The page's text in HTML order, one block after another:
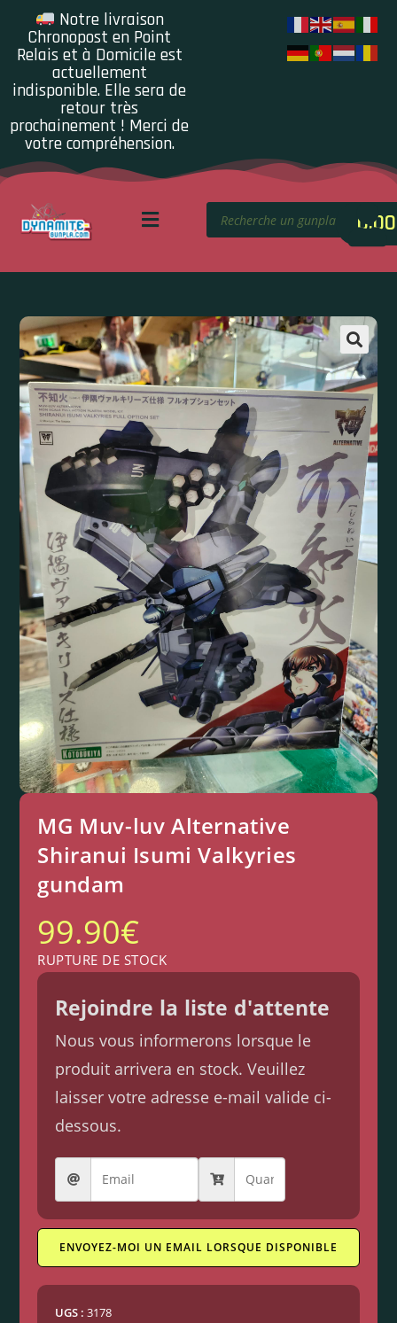
Notre livraison
Chronopost en Point
Relais et à Domicile est
actuellement
indisponible. Elle sera de
retour très
prochainement ! Merci de
votre compréhension.
0.00
MG Muv-luv Alternative
Shiranui Isumi Valkyries
gundam
99.90€
RUPTURE DE STOCK
Rejoindre la liste d'attente
Nous vous informerons lorsque le
produit arrivera en stock. Veuillez
laisser votre adresse e-mail valide ci-
dessous.
ENVOYEZ-MOI UN EMAIL LORSQUE DISPONIBLE
UGS :3178